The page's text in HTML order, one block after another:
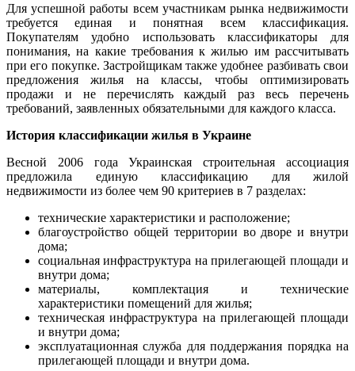
Для успешной работы всем участникам рынка недвижимости
требуется единая и понятная всем классификация.
Покупателям удобно использовать классификаторы для
понимания, на какие требования к жилью им рассчитывать
при его покупке. Застройщикам также удобнее разбивать свои
предложения жилья на классы, чтобы оптимизировать
продажи и не перечислять каждый раз весь перечень
требований, заявленных обязательными для каждого класса.
История классификации жилья в Украине
Весной 2006 года Украинская строительная ассоциация
предложила единую классификацию для жилой
недвижимости из более чем 90 критериев в 7 разделах:
технические характеристики и расположение;
благоустройство общей территории во дворе и внутри
дома;
социальная инфраструктура на прилегающей площади и
внутри дома;
материалы, комплектация и технические
характеристики помещений для жилья;
техническая инфраструктура на прилегающей площади
и внутри дома;
эксплуатационная служба для поддержания порядка на
прилегающей площади и внутри дома.